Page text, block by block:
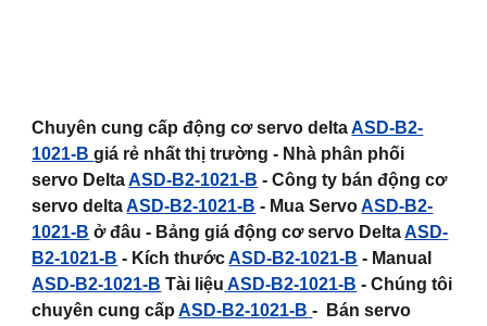
Chuyên cung cấp động cơ servo deltaASD-B2-
1021-Bgiá rẻ nhất thị trường - Nhà phân phối
servo Delta ASD-B2-1021-B - Công ty bán động cơ
servo delta ASD-B2-1021-B - Mua Servo ASD-B2-
1021-B ở đâu - Bảng giá động cơ servo Delta ASD-
B2-1021-B - Kích thướcASD-B2-1021-B - Manual
ASD-B2-1021-B Tài liệu ASD-B2-1021-B - Chúng tôi
chuyên cung cấpASD-B2-1021-B - Bán servo